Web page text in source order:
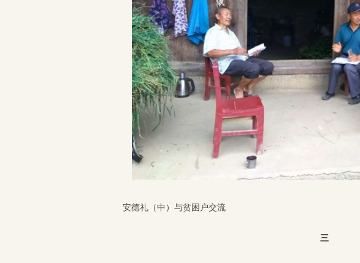
安德礼（中）与贫困户交流
三